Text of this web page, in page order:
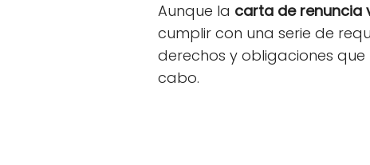
Aunque la carta de renuncia
cumplir con una serie de
derechos y obligaciones
cabo.